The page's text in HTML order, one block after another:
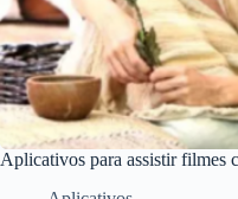
Aplicativos para assistir filmes